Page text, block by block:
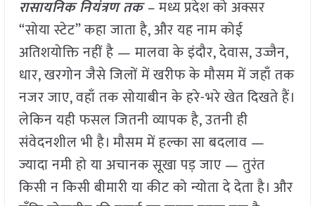
रासायनिक नियंत्रण तक –मध्य प्रदेश को अक्सर
“सोया स्टेट” कहा जाता है, और यह नाम कोई
अतिशयोक्ति नहीं है — मालवा के इंदौर, देवास, उज्जैन,
धार, खरगोन जैसे जिलों में खरीफ के मौसम में जहाँ तक
नजर जाए, वहाँ तक सोयाबीन के हरे-भरे खेत दिखते हैं।
लेकिन यही फसल जितनी व्यापक है, उतनी ही
संवेदनशील भी है। मौसम में हल्का सा बदलाव —
ज्यादा नमी हो या अचानक सूखा पड़ जाए — तुरंत
किसी न किसी बीमारी या कीट को न्योता दे देता है। और